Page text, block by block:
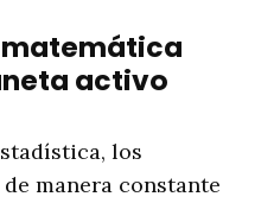
activo
los
manera constante